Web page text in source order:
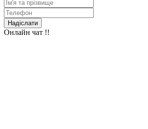
Надіслати
Онлайн чат !!